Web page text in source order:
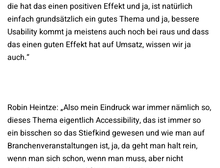
die hat das einen positiven Effekt und ja, ist natürlich
einfach grundsätzlich ein gutes Thema und ja, bessere
Usability kommt ja meistens auch noch bei raus und dass
das einen guten Effekt hat auf Umsatz, wissen wir ja
auch.“
Robin Heintze: „Also mein Eindruck war immer nämlich so,
dieses Thema eigentlich Accessibility, das ist immer so
ein bisschen so das Stiefkind gewesen und wie man auf
Branchenveranstaltungen ist, ja, da geht man halt rein,
wenn man sich schon, wenn man muss, aber nicht